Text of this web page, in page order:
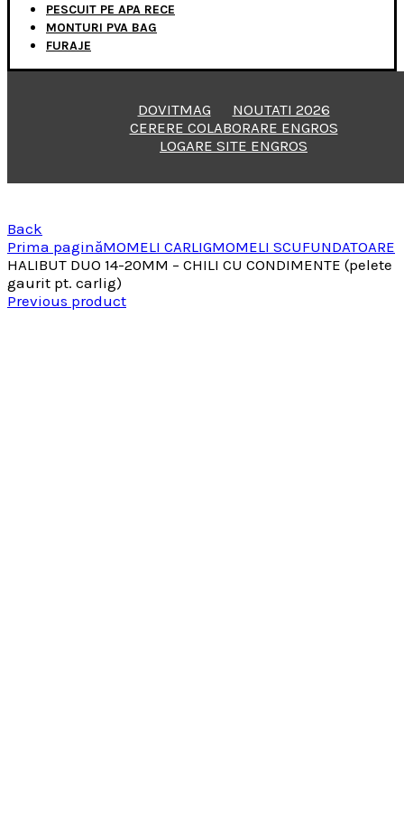
PESCUIT PE APA RECE
MONTURI PVA BAG
FURAJE
DOVITMAG
NOUTATI 2026
CERERE COLABORARE ENGROS
LOGARE SITE ENGROS
Back
Prima paginăMOMELI CARLIGMOMELI SCUFUNDATOARE
HALIBUT DUO 14-20MM – CHILI CU CONDIMENTE (pelete
gaurit pt. carlig)
Previous product